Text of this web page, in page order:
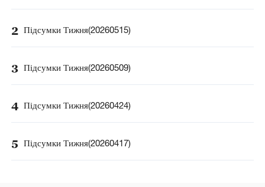
2 Підсумки Тижня(20260515)
3 Підсумки Тижня(20260509)
4 Підсумки Тижня(20260424)
5 Підсумки Тижня(20260417)